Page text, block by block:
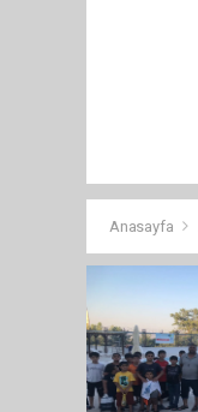
Anasayfa